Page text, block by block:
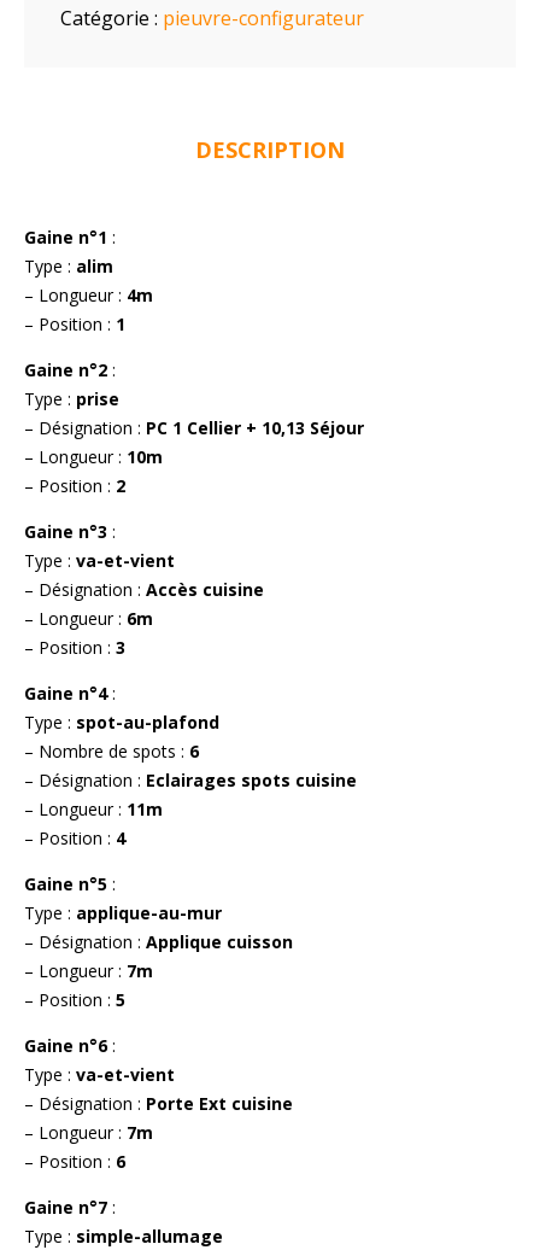
Catégorie : pieuvre-configurateur
DESCRIPTION
Gaine n°1 :
Type : alim
– Longueur : 4m
– Position : 1
Gaine n°2 :
Type : prise
– Désignation : PC 1 Cellier + 10,13 Séjour
– Longueur : 10m
– Position : 2
Gaine n°3 :
Type : va-et-vient
– Désignation : Accès cuisine
– Longueur : 6m
– Position : 3
Gaine n°4:
Type : spot-au-plafond
– Nombre de spots : 6
– Désignation : Eclairages spots cuisine
– Longueur : 11m
– Position : 4
Gaine n°5 :
Type : applique-au-mur
– Désignation : Applique cuisson
– Longueur : 7m
– Position : 5
Gaine n°6:
Type : va-et-vient
– Désignation : Porte Ext cuisine
– Longueur : 7m
– Position : 6
Gaine n°7 :
Type : simple-allumage